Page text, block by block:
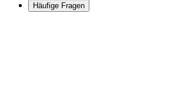
Häufige Fragen